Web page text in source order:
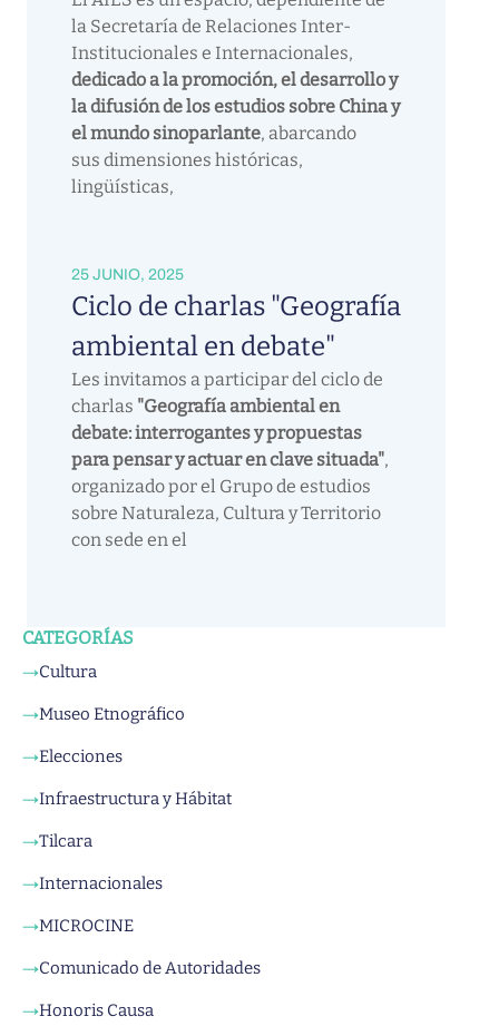
la Secretaría de Relaciones Inter-
Institucionales e Internacionales,
dedicado a la promoción, el desarrollo y
la difusión de los estudios sobre China y
el mundo sinoparlante, abarcando
sus dimensiones históricas,
lingüísticas,
25 JUNIO, 2025
Ciclo de charlas "Geografía
ambiental en debate"
Les invitamos a participar del ciclo de
charlas "Geografía ambiental en
debate: interrogantes y propuestas
para pensar y actuar en clave situada",
organizado por el Grupo de estudios
sobre Naturaleza, Cultura y Territorio
con sede en el
CATEGORÍAS
→Cultura
→Museo Etnográfico
→Elecciones
→Infraestructura y Hábitat
→Tilcara
→Internacionales
→MICROCINE
→Comunicado de Autoridades
→Honoris Causa